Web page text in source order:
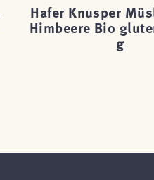
Hafer Knusper
Himbeere Bio
g